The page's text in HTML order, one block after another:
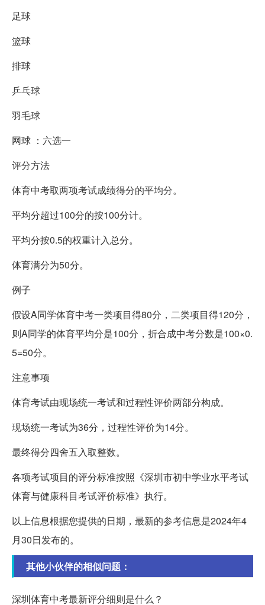
足球
篮球
排球
乒乓球
羽毛球
网球 ：六选一
评分方法
体育中考取两项考试成绩得分的平均分。
平均分超过100分的按100分计。
平均分按0.5的权重计入总分。
体育满分为50分。
例子
假设A同学体育中考一类项目得80分，二类项目得120分，
则A同学的体育平均分是100分，折合成中考分数是100×0.
5=50分。
注意事项
体育考试由现场统一考试和过程性评价两部分构成。
现场统一考试为36分，过程性评价为14分。
最终得分四舍五入取整数。
各项考试项目的评分标准按照《深圳市初中学业水平考试
体育与健康科目考试评价标准》执行。
以上信息根据您提供的日期，最新的参考信息是2024年4
月30日发布的。
其他小伙伴的相似问题：
深圳体育中考最新评分细则是什么？